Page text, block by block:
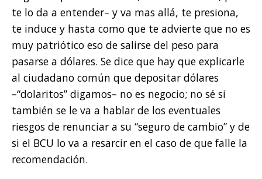
te lo da a entender– y va mas allá, te presiona,
te induce y hasta como que te advierte que no es
muy patriótico eso de salirse del peso para
pasarse a dólares. Se dice que hay que explicarle
al ciudadano común que depositar dólares
–“dolaritos” digamos– no es negocio; no sé si
también se le va a hablar de los eventuales
riesgos de renunciar a su “seguro de cambio” y de
si el BCU lo va a resarcir en el caso de que falle la
recomendación.